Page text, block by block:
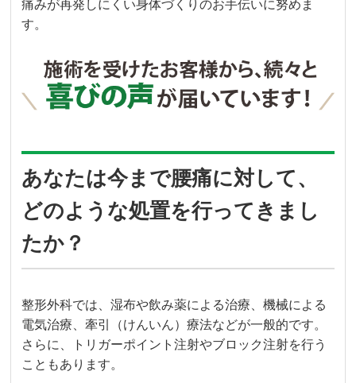
痛みが再発しにくい身体づくりのお手伝いに努めま
す。
あなたは今まで腰痛に対して、
どのような処置を行ってきまし
たか？
整形外科では、湿布や飲み薬による治療、機械による
電気治療、牽引（けんいん）療法などが一般的です。
さらに、トリガーポイント注射やブロック注射を行う
こともあります。